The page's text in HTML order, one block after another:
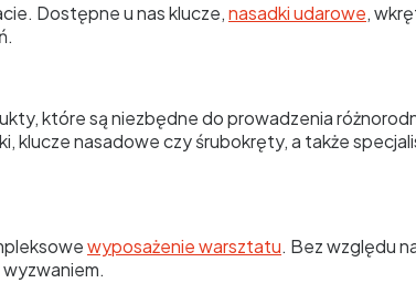
Dostępne u nas klucze,nasadki udarowe,
które są niezbędne do prowadzenia
klucze nasadowe czy śrubokręty, a także
wyposażenie warsztatu. Bez względu
wyzwaniem.